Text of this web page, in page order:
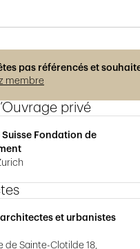
pas référencés et
membre
privé
Fondation de
architectes et urbanistes
de Sainte-Clotilde 18,